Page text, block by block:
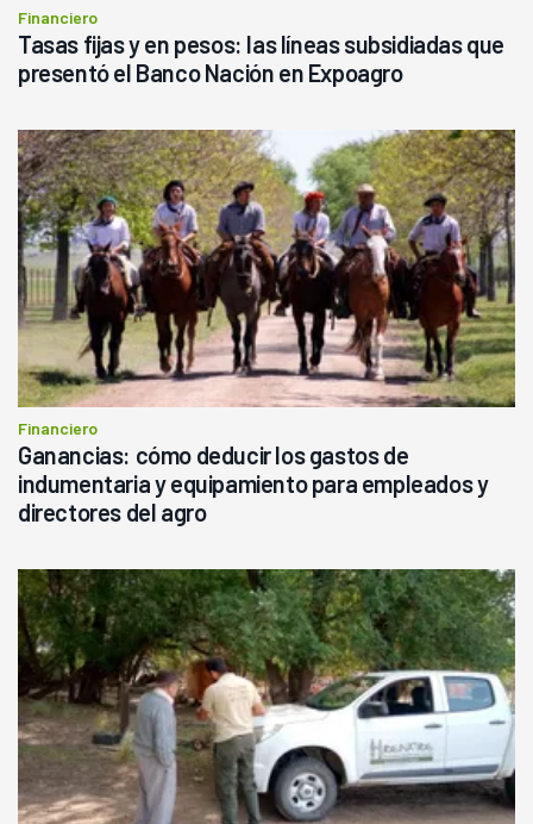
Financiero
Tasas fijas y en pesos: las líneas subsidiadas que
presentó el Banco Nación en Expoagro
Financiero
Ganancias: cómo deducir los gastos de
indumentaria y equipamiento para empleados y
directores del agro